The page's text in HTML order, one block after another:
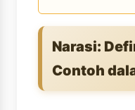
Narasi:
Contoh